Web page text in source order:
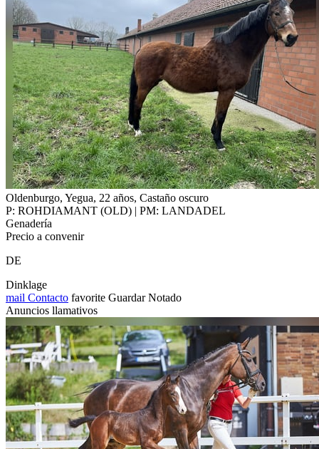
Oldenburgo, Yegua, 22 años, Castaño oscuro
P: ROHDIAMANT (OLD) | PM: LANDADEL
Genadería
Precio a convenir
DE
Dinklage
mail Contacto favorite Guardar Notado
Anuncios llamativos